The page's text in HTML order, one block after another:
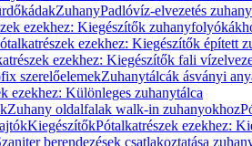
ZuhanyPadlóvíz-elvezetés
ezekhez: Kiegészítők
ezekhez: Kiegészítők épített
ezekhez: Kiegészítők fali
szerelőelemekZuhanytálcák ásványi
ezekhez: Különleges zuhanytálca
Zuhany oldalfalak walk-in zuhanyokhoz
KiegészítőkPótalkatrészek ezekhez:
berendezések csatlakoztatása